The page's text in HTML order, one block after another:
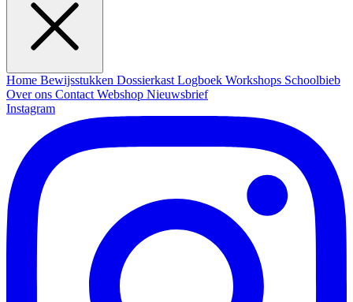
Home Bewijsstukken Dossierkast Logboek Workshops Schoolbieb
Over ons Contact Webshop Nieuwsbrief
Instagram